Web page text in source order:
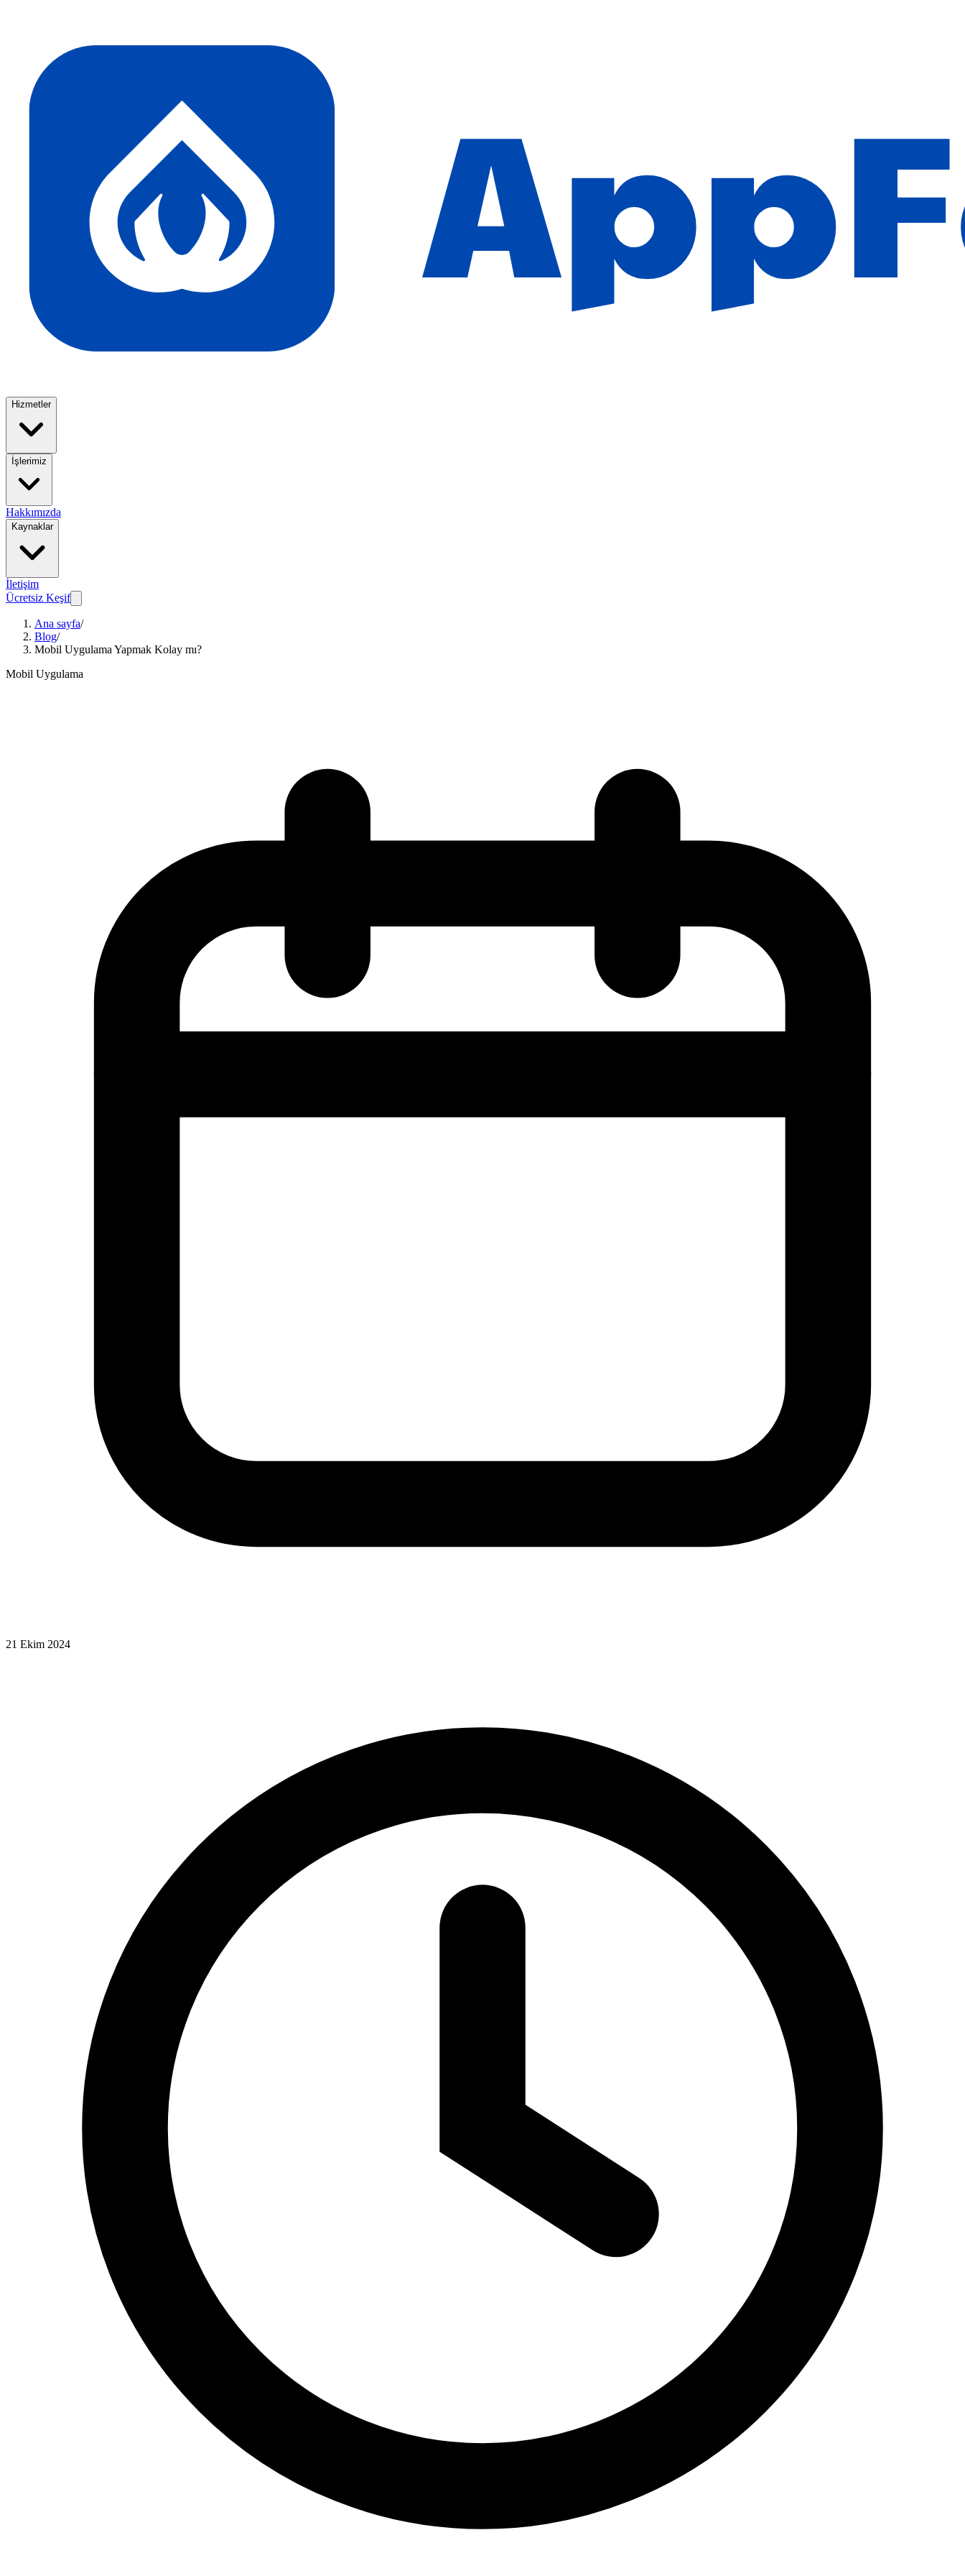
Hizmetler
İşlerimiz
Hakkımızda
Kaynaklar
İletişim
Ücretsiz Keşif
Ana sayfa/
Blog/
Mobil Uygulama Yapmak Kolay mı?
Mobil Uygulama
21 Ekim 2024